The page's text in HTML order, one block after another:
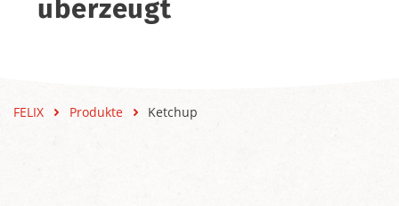
überzeugt
FELIX Produkte Ketchup